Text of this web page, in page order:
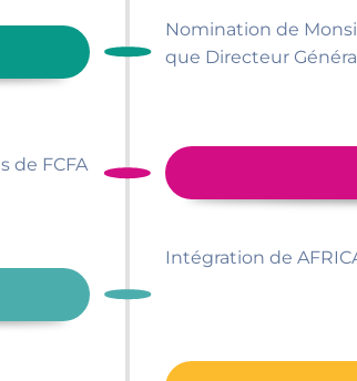
Nomination de
que Directeur
de FCFA
Intégration de